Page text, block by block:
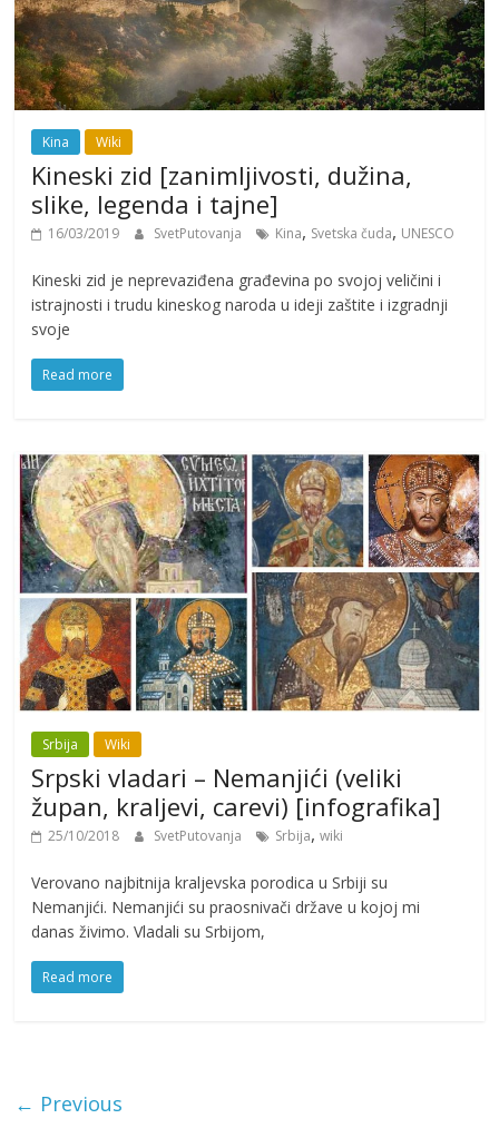
Kina Wiki
Kineski zid [zanimljivosti, dužina,
slike, legenda i tajne]
16/03/2019 SvetPutovanja Kina, Svetska čuda, UNESCO
Kineski zid je neprevaziđena građevina po svojoj veličini i
istrajnosti i trudu kineskog naroda u ideji zaštite i izgradnji
svoje
Read more
Srbija Wiki
Srpski vladari – Nemanjići (veliki
župan, kraljevi, carevi) [infografika]
25/10/2018 SvetPutovanja Srbija,wiki
Verovano najbitnija kraljevska porodica u Srbiji su
Nemanjići. Nemanjići su praosnivači države u kojoj mi
danas živimo. Vladali su Srbijom,
Read more
← Previous